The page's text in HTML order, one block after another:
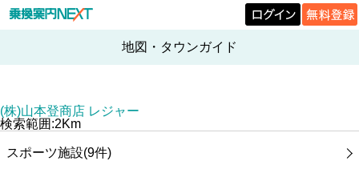
地図・タウンガイド
(株)山本登商店 レジャー
検索範囲:2Km
スポーツ施設(9件)